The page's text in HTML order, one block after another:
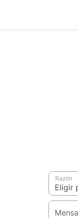
Razón